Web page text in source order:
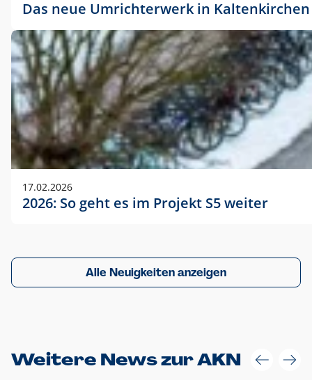
Das neue Umrichterwerk in Kaltenkirchen
17.02.2026
2026: So geht es im Projekt S5 weiter
Alle Neuigkeiten anzeigen
Weitere News zur AKN